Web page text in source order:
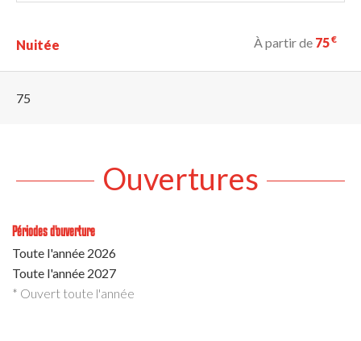
Nuitée À partir de 75€
75
Ouvertures
Périodes d'ouverture
Toute l'année 2026
Toute l'année 2027
* Ouvert toute l'année